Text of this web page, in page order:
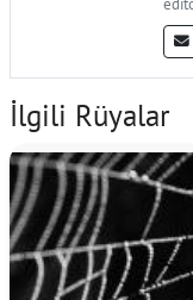
İlgili Rüyalar